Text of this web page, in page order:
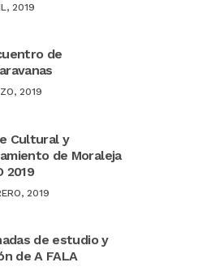
2019
de
2019
Cultural y
de Moraleja
2019
2019
de estudio y
de A FALA